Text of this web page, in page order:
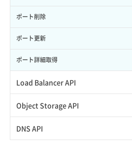
サーバー利用状況グラフ（ディスクIO）
サーバー利用状況グラフ（トラフィック）
サーバー削除
サーバー操作（起動/停止/再起動/強制停止）
サーバー設定切替
ポート削除
ポート更新
ポート詳細取得
Load Balancer API
プール一覧取得
プール作成
Object Storage API
Web公開
DNS API